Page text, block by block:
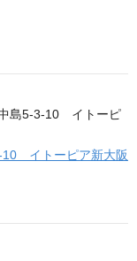
10 イトーピア新大阪